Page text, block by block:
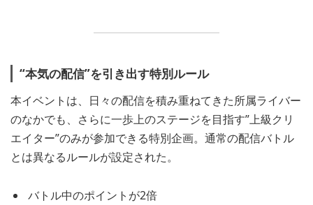
“本気の配信”を引き出す特別ルール
本イベントは、日々の配信を積み重ねてきた所属ライバー
のなかでも、さらに一歩上のステージを目指す”上級クリ
エイター”のみが参加できる特別企画。通常の配信バトル
とは異なるルールが設定された。
バトル中のポイントが2倍